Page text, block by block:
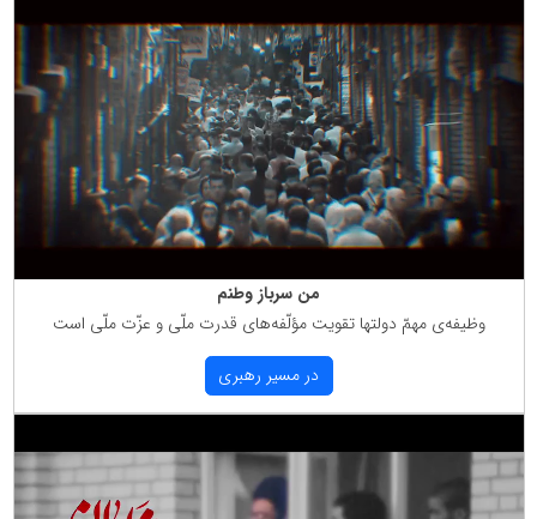
من سرباز وطنم
وظیفه‌ی مهمّ دولتها تقویت مؤلّفه‌های قدرت ملّی و عزّت ملّی است
در مسیر رهبری